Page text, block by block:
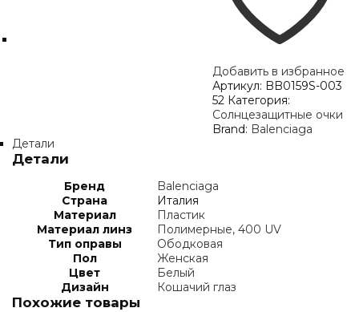
Добавить в избранное
Артикул: BB0159S-003
52 Категория:
Солнцезащитные очки
Brand: Balenciaga
Детали
Детали
Бренд
Balenciaga
Страна
Италия
Материал
Пластик
Материал линз
Полимерные, 400 UV
Тип оправы
Ободковая
Пол
Женская
Цвет
Белый
Дизайн
Кошачий глаз
Похожие товары